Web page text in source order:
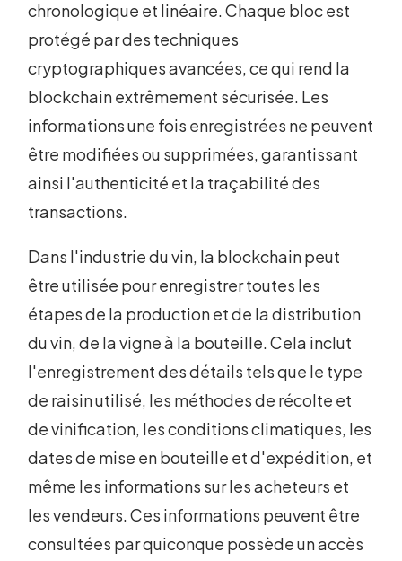
chronologique et linéaire. Chaque bloc est
protégé par des techniques
cryptographiques avancées, ce qui rend la
blockchain extrêmement sécurisée. Les
informations une fois enregistrées ne peuvent
être modifiées ou supprimées, garantissant
ainsi l'authenticité et la traçabilité des
transactions.
Dans l'industrie du vin, la blockchain peut
être utilisée pour enregistrer toutes les
étapes de la production et de la distribution
du vin, de la vigne à la bouteille. Cela inclut
l'enregistrement des détails tels que le type
de raisin utilisé, les méthodes de récolte et
de vinification, les conditions climatiques, les
dates de mise en bouteille et d'expédition, et
même les informations sur les acheteurs et
les vendeurs. Ces informations peuvent être
consultées par quiconque possède un accès